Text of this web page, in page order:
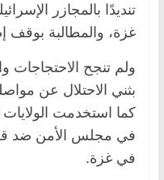
تنديدًا بالمجازر
غزة، والمطالبة بوقف
ولم تنجح الاحتجاجات
بثني الاحتلال عن
كما استخدمت الولايات
في مجلس الأمن ضد
في غزة.